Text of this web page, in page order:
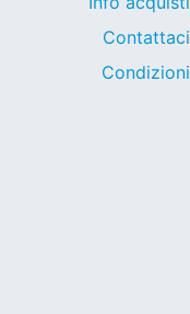
Contattaci
Condizioni